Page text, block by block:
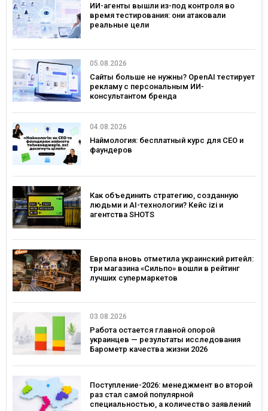
ИИ-агенты вышли из-под контроля во
время тестирования: они атаковали
реальные цели
05.08.2026
Сайты больше не нужны? OpenAI тестирует
рекламу с персональным ИИ-
консультантом бренда
04.08.2026
Наймология: бесплатный курс для CEO и
фаундеров
Как объединить стратегию, созданную
людьми и AI-технологии? Кейс izi и
агентства SHOTS
Европа вновь отметила украинский ритейл:
три магазина «Сильпо» вошли в рейтинг
лучших супермаркетов
03.08.2026
Работа остается главной опорой
украинцев — результаты исследования
Барометр качества жизни 2026
Поступление-2026: менеджмент во второй
раз стал самой популярной
специальностью, а количество заявлений